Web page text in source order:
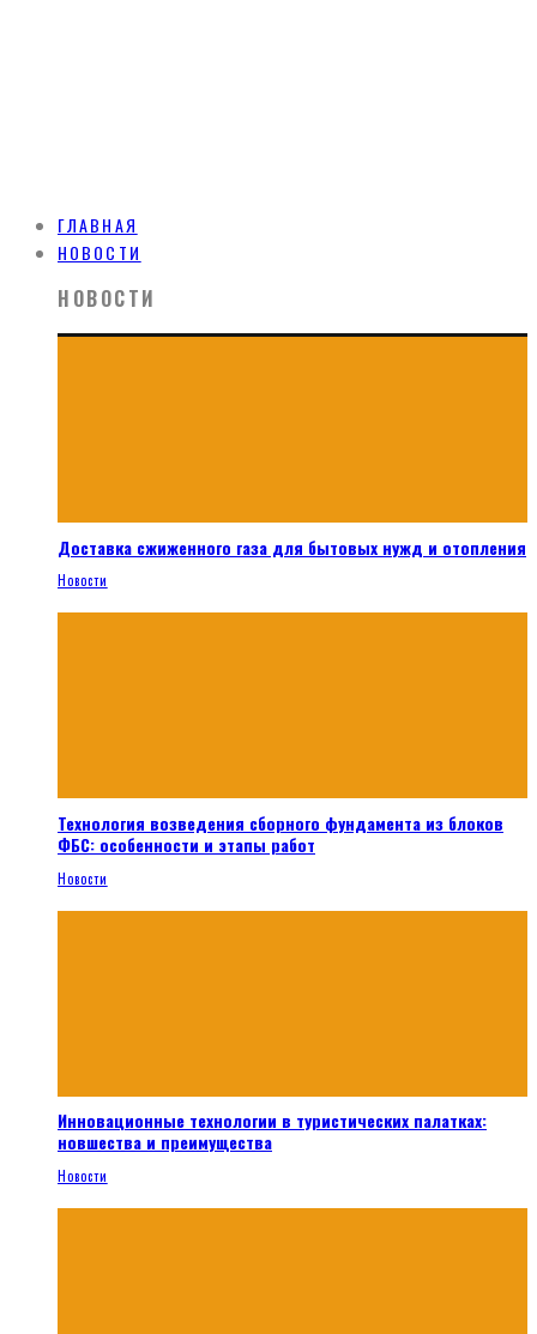
ГЛАВНАЯ
НОВОСТИ
НОВОСТИ
Доставка сжиженного газа для бытовых нужд и отопления
Новости
Технология возведения сборного фундамента из блоков
ФБС: особенности и этапы работ
Новости
Инновационные технологии в туристических палатках:
новшества и преимущества
Новости